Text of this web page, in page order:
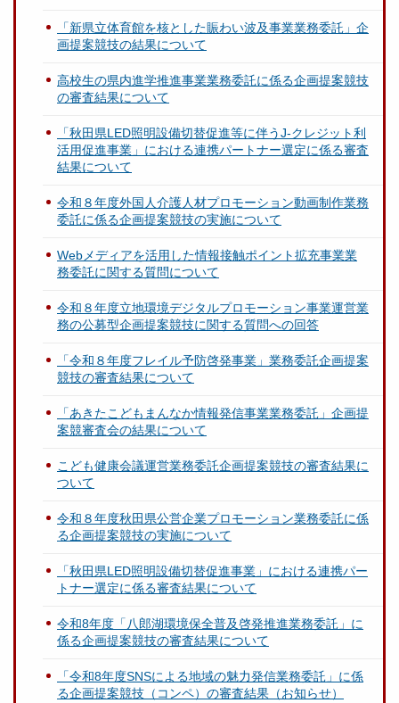
「新県立体育館を核とした賑わい波及事業業務委託」企
画提案競技の結果について
高校生の県内進学推進事業業務委託に係る企画提案競技
の審査結果について
「秋田県LED照明設備切替促進等に伴うJ-クレジット利
活用促進事業」における連携パートナー選定に係る審査
結果について
令和８年度外国人介護人材プロモーション動画制作業務
委託に係る企画提案競技の実施について
Webメディアを活用した情報接触ポイント拡充事業業
務委託に関する質問について
令和８年度立地環境デジタルプロモーション事業運営業
務の公募型企画提案競技に関する質問への回答
「令和８年度フレイル予防啓発事業」業務委託企画提案
競技の審査結果について
「あきたこどもまんなか情報発信事業業務委託」企画提
案競審査会の結果について
こども健康会議運営業務委託企画提案競技の審査結果に
ついて
令和８年度秋田県公営企業プロモーション業務委託に係
る企画提案競技の実施について
「秋田県LED照明設備切替促進事業」における連携パー
トナー選定に係る審査結果について
令和8年度「八郎湖環境保全普及啓発推進業務委託」に
係る企画提案競技の審査結果について
「令和8年度SNSによる地域の魅力発信業務委託」に係
る企画提案競技（コンペ）の審査結果（お知らせ）